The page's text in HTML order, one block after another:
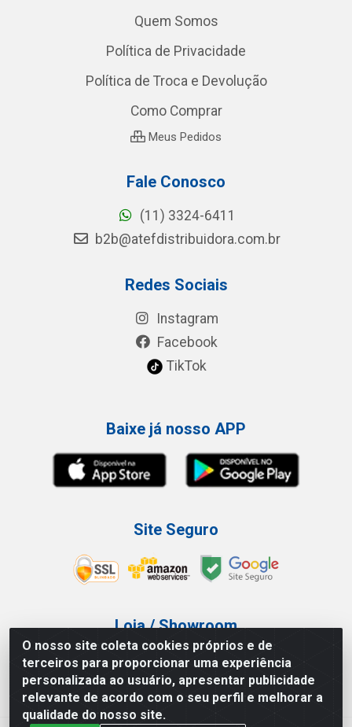
O nosso site coleta cookies próprios e de
terceiros para proporcionar uma experiência
personalizada ao usuário, apresentar publicidade
relevante de acordo com o seu perfil e melhorar a
qualidade do nosso site.
Quem Somos
Política de Privacidade
Política de Troca e Devolução
Como Comprar
Meus Pedidos
Fale Conosco
(11) 3324-6411
b2b@atefdistribuidora.com.br
Redes Sociais
Instagram
Facebook
TikTok
Baixe já nosso APP
Site Seguro
Loja / Showroom
Tel.: (11) 3227-0546
Av Vautier, 587/597 - Pari - São Paulo/SP